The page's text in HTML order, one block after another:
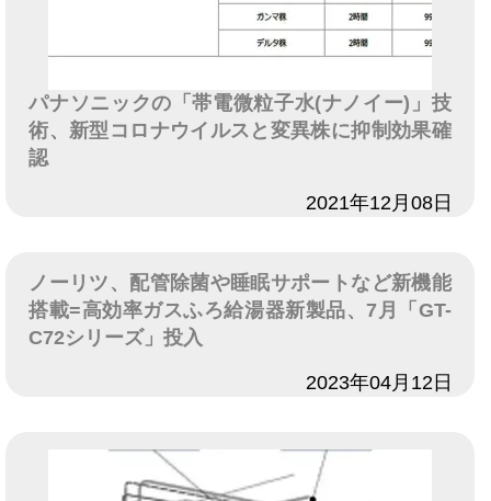
パナソニックの「帯電微粒子水(ナノイー)」技
術、新型コロナウイルスと変異株に抑制効果確
認
2021年12月08日
ノーリツ、配管除菌や睡眠サポートなど新機能
搭載=高効率ガスふろ給湯器新製品、7月「GT-
C72シリーズ」投入
2023年04月12日